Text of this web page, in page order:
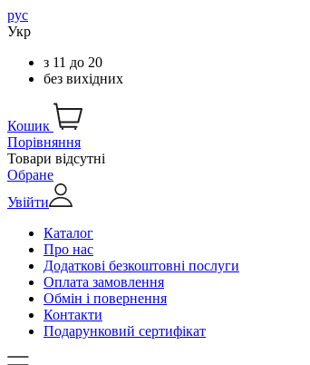
рус
Укр
з 11 до 20
без вихідних
Кошик
Порівняння
Товари відсутні
Обране
Увійти
Каталог
Про нас
Додаткові безкоштовні послуги
Оплата замовлення
Обмін і повернення
Контакти
Подарунковий сертифікат